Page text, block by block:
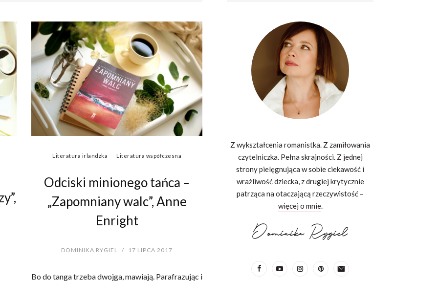
Literatura irlandzka Literatura współczesna
Odciski minionego tańca –
„Zapomniany walc”, Anne
Enright
DOMINIKA RYGIEL / 17 LIPCA 2017
Bo do tanga trzeba dwojga, mawiają. Parafrazując i
Z wykształcenia romanistka. Z zamiłowania
czytelniczka. Pełna skrajności. Z jednej
strony pielęgnująca w sobie ciekawość i
wrażliwość dziecka, z drugiej krytycznie
patrząca na otaczającą rzeczywistość –
więcej o mnie.